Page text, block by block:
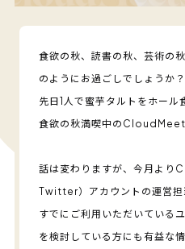
食欲の秋、読書の秋、芸術の
のようにお過ごしでしょうか？
先日1人で蜜芋タルトをホール
食欲の秋満喫中の
話は変わりますが、今月よ
Twitter）アカウントの運営担
すでにご利用いただいている
を検討している方にも有益な